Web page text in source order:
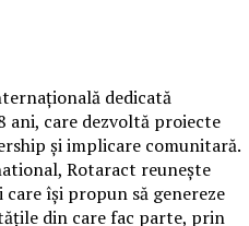
dedicată
ani, care dezvoltă proiecte
și implicare comunitară.
Rotaract reunește
își propun să genereze
din care fac parte, prin